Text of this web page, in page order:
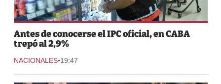
Antes de conocerse el IPC oficial, en CABA
trepó al 2,9%
NACIONALES-19:47